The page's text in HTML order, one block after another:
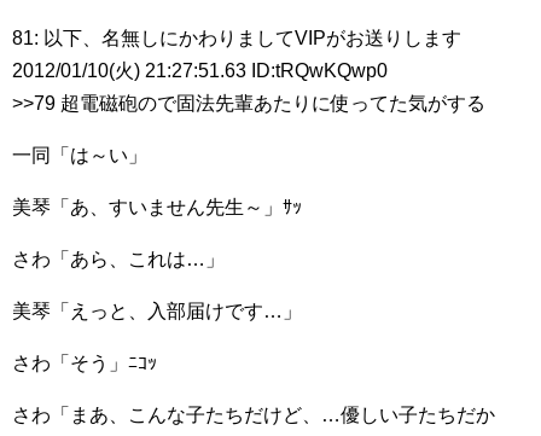
81: 以下、名無しにかわりましてVIPがお送りします
2012/01/10(火) 21:27:51.63 ID:tRQwKQwp0
>>79 超電磁砲ので固法先輩あたりに使ってた気がする
一同「は～い」
美琴「あ、すいません先生～」ｻｯ
さわ「あら、これは…」
美琴「えっと、入部届けです…」
さわ「そう」ﾆｺｯ
さわ「まあ、こんな子たちだけど、…優しい子たちだか